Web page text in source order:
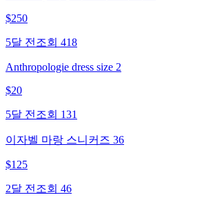
$250
5달 전 조회 418
Anthropologie dress size 2
$20
5달 전 조회 131
이자벨 마랑 스니커즈 36
$125
2달 전 조회 46